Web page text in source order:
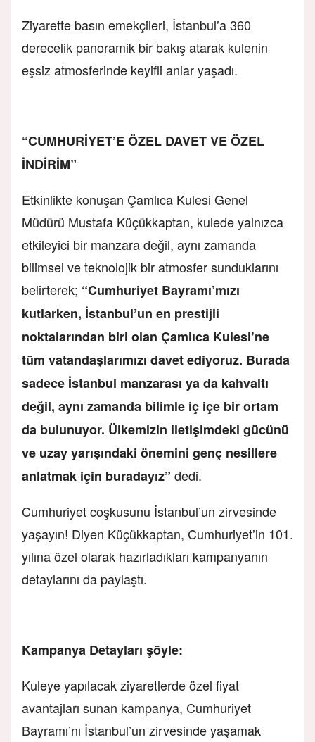
Ziyarette basın emekçileri, İstanbul’a 360
derecelik panoramik bir bakış atarak kulenin
eşsiz atmosferinde keyifli anlar yaşadı.
“CUMHURİYET’E ÖZEL DAVET VE ÖZEL
İNDİRİM”
Etkinlikte konuşan Çamlıca Kulesi Genel
Müdürü Mustafa Küçükkaptan, kulede yalnızca
etkileyici bir manzara değil, aynı zamanda
bilimsel ve teknolojik bir atmosfer sunduklarını
belirterek; “Cumhuriyet Bayramı’mızı
kutlarken, İstanbul’un en prestijli
noktalarından biri olan Çamlıca Kulesi’ne
tüm vatandaşlarımızı davet ediyoruz. Burada
sadece İstanbul manzarası ya da kahvaltı
değil, aynı zamanda bilimle iç içe bir ortam
da bulunuyor. Ülkemizin iletişimdeki gücünü
ve uzay yarışındaki önemini genç nesillere
anlatmak için buradayız” dedi.
Cumhuriyet coşkusunu İstanbul’un zirvesinde
yaşayın! Diyen Küçükkaptan, Cumhuriyet’in 101.
yılına özel olarak hazırladıkları kampanyanın
detaylarını da paylaştı.
Kampanya Detayları şöyle:
Kuleye yapılacak ziyaretlerde özel fiyat
avantajları sunan kampanya, Cumhuriyet
Bayramı’nı İstanbul’un zirvesinde yaşamak